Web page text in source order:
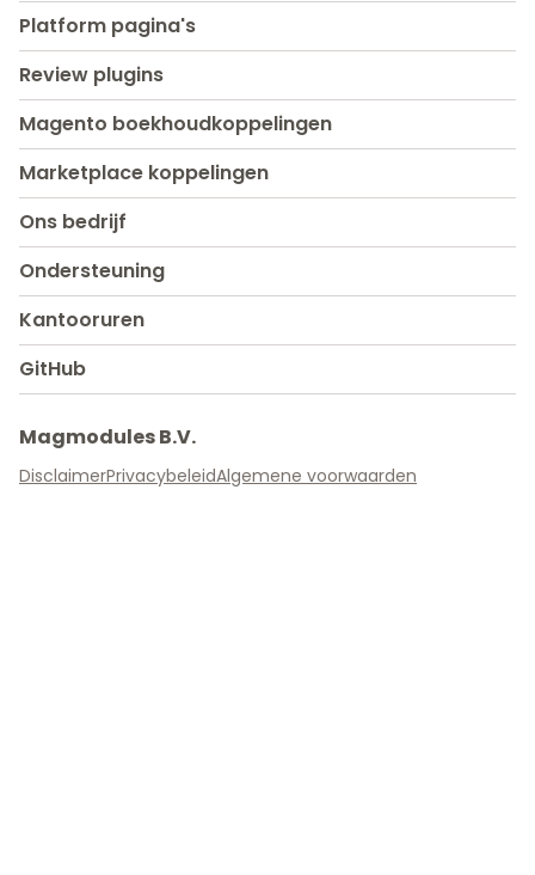
Platform pagina's
Review plugins
Magento boekhoudkoppelingen
Marketplace koppelingen
Ons bedrijf
Ondersteuning
Kantooruren
GitHub
Magmodules B.V.
DisclaimerPrivacybeleidAlgemene voorwaarden